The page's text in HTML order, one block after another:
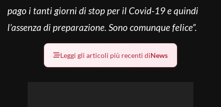
pago i tanti giorni di stop per il Covid-19 e quindi
l’assenza di preparazione. Sono comunque felice”.
Leggi gli articoli più recenti diNews